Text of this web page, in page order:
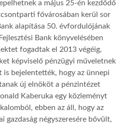
a május 25-én kezdődő
fővárosában kerül sor
alapítása 50. évfordulójának
Bank könyvelésében
fogadtak el 2013 végéig,
képviselő pénzügyi műveletnek
is bejelentették, hogy az ünnepi
új elnököt a pénzintézet
Kaberuka egy közleményt
ebben az áll, hogy az
gazdaság négyszeresére bővült,